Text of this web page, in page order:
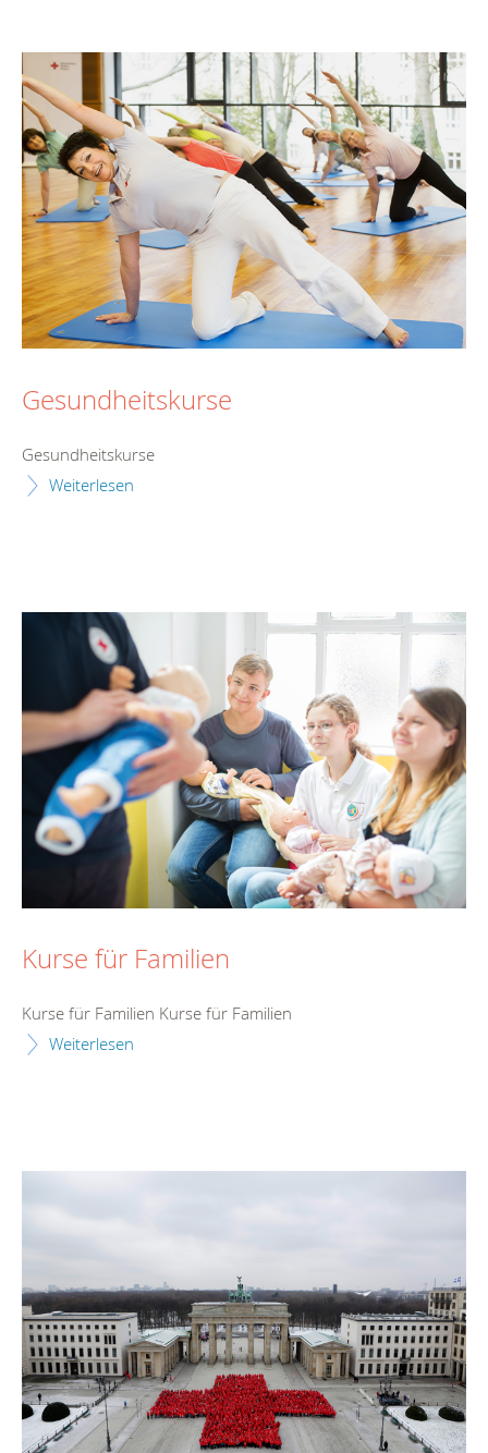
Gesundheitskurse
Gesundheitskurse
Weiterlesen
Kurse für Familien
Kurse für Familien Kurse für Familien
Weiterlesen